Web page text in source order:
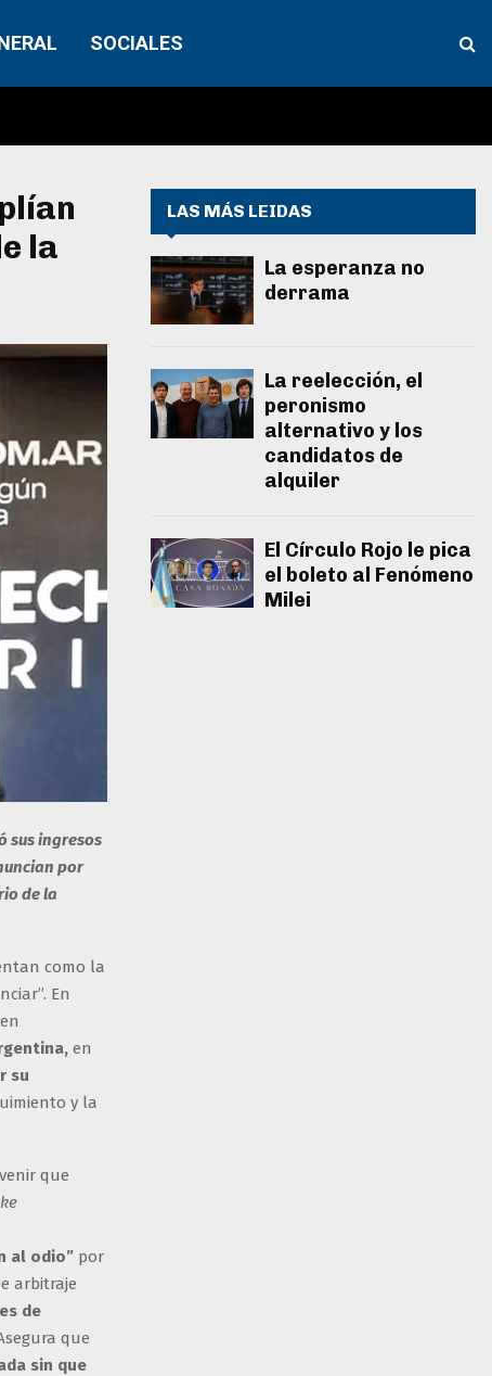
SOCIALES
la
sus ingresos
por
de la
como la
En
en
su
y la
que
al odio” por
arbitraje
de
que
sin que
LAS MÁS LEIDAS
La esperanza no
derrama
La reelección, el
peronismo
alternativo y los
candidatos de
alquiler
El Círculo Rojo le pica
el boleto al Fenómeno
Milei